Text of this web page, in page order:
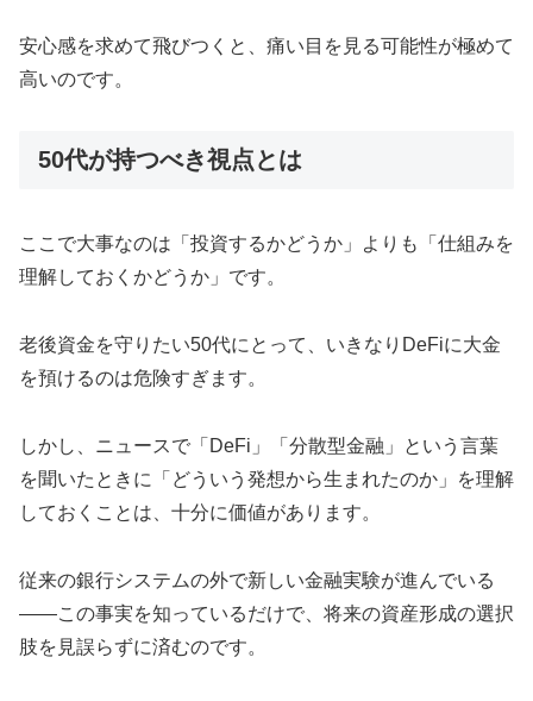
安心感を求めて飛びつくと、痛い目を見る可能性が極めて
高いのです。
50代が持つべき視点とは
ここで大事なのは「投資するかどうか」よりも「仕組みを
理解しておくかどうか」です。
老後資金を守りたい50代にとって、いきなりDeFiに大金
を預けるのは危険すぎます。
しかし、ニュースで「DeFi」「分散型金融」という言葉
を聞いたときに「どういう発想から生まれたのか」を理解
しておくことは、十分に価値があります。
従来の銀行システムの外で新しい金融実験が進んでいる
――この事実を知っているだけで、将来の資産形成の選択
肢を見誤らずに済むのです。